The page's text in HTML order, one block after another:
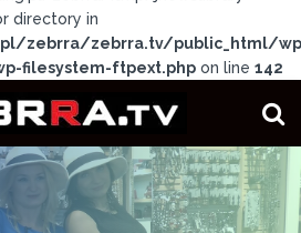
directory in
zebrra/zebrra.tv/public_html/
filesystem-ftpext.php on line 142